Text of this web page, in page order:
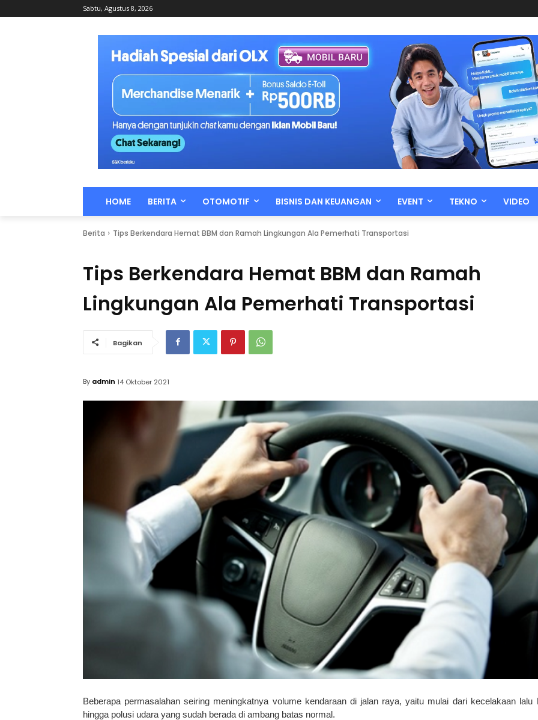
Sabtu, Agustus 8, 2026
HOME BERITA OTOMOTIF BISNIS DAN KEUANGAN EVENT TEKNO VIDEO
Berita Tips Berkendara Hemat BBM dan Ramah Lingkungan Ala Pemerhati Transportasi
Tips Berkendara Hemat BBM dan Ramah
Lingkungan Ala Pemerhati Transportasi
Bagikan
By admin 14 Oktober 2021
Beberapa permasalahan seiring meningkatnya volume kendaraan di jalan raya, yaitu mulai dari kecelakaan lalu
hingga polusi udara yang sudah berada di ambang batas normal.